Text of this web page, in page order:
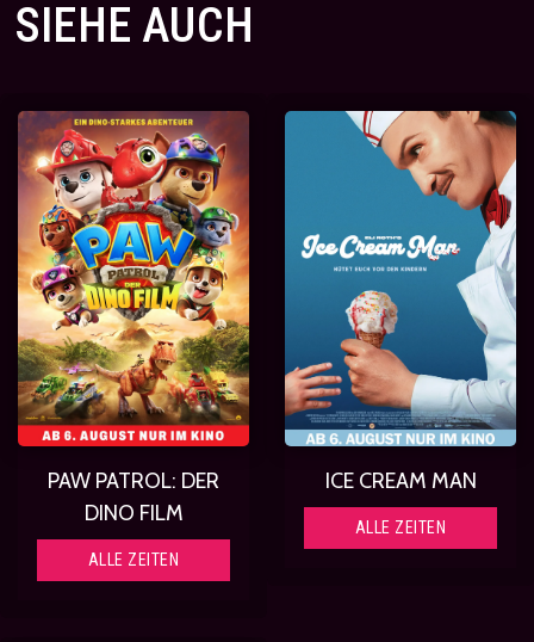
SIEHE AUCH
PAW PATROL: DER
DINO FILM
ALLE ZEITEN
ICE CREAM MAN
ALLE ZEITEN